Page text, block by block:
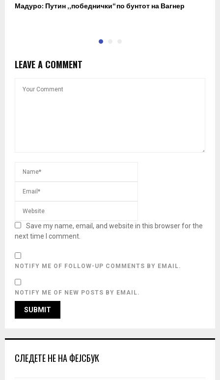
Мадуро: Путин „победнички“ по бунтот на Вагнер
LEAVE A COMMENT
Save my name, email, and website in this browser for the
next time I comment.
NOTIFY ME OF FOLLOW-UP COMMENTS BY EMAIL.
NOTIFY ME OF NEW POSTS BY EMAIL.
СЛЕДЕТЕ НЕ НА ФЕЈСБУК